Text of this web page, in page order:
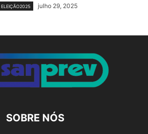
ELEIÇÃO2025 julho 29, 2025
SOBRE NÓS